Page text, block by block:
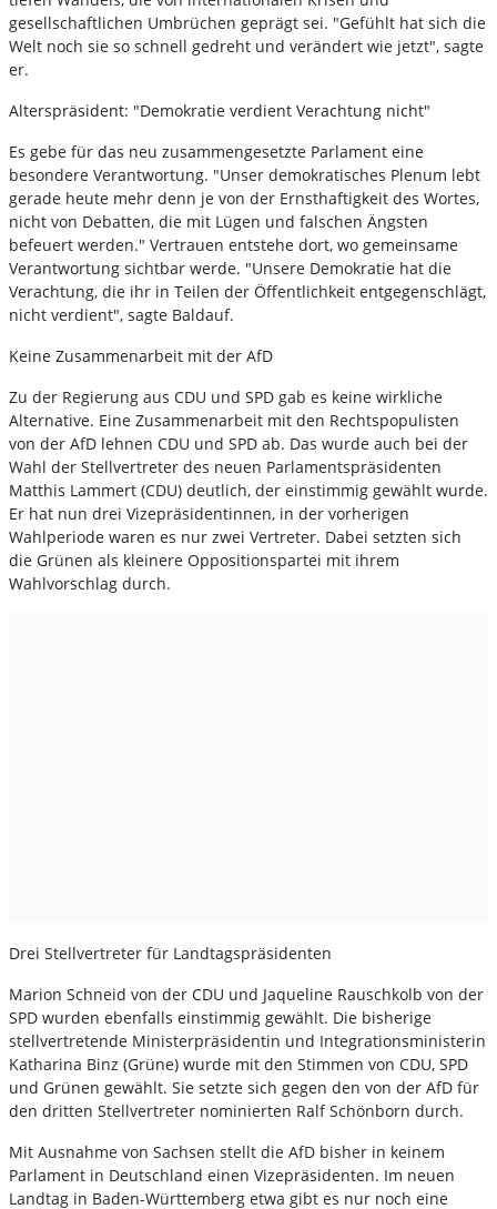
gesellschaftlichen Umbrüchen geprägt sei. "Gefühlt hat sich die
Welt noch sie so schnell gedreht und verändert wie jetzt", sagte
er.
Alterspräsident: "Demokratie verdient Verachtung nicht"
Es gebe für das neu zusammengesetzte Parlament eine
besondere Verantwortung. "Unser demokratisches Plenum lebt
gerade heute mehr denn je von der Ernsthaftigkeit des Wortes,
nicht von Debatten, die mit Lügen und falschen Ängsten
befeuert werden." Vertrauen entstehe dort, wo gemeinsame
Verantwortung sichtbar werde. "Unsere Demokratie hat die
Verachtung, die ihr in Teilen der Öffentlichkeit entgegenschlägt,
nicht verdient", sagte Baldauf.
Keine Zusammenarbeit mit der AfD
Zu der Regierung aus CDU und SPD gab es keine wirkliche
Alternative. Eine Zusammenarbeit mit den Rechtspopulisten
von der AfD lehnen CDU und SPD ab. Das wurde auch bei der
Wahl der Stellvertreter des neuen Parlamentspräsidenten
Matthis Lammert (CDU) deutlich, der einstimmig gewählt wurde.
Er hat nun drei Vizepräsidentinnen, in der vorherigen
Wahlperiode waren es nur zwei Vertreter. Dabei setzten sich
die Grünen als kleinere Oppositionspartei mit ihrem
Wahlvorschlag durch.
Drei Stellvertreter für Landtagspräsidenten
Marion Schneid von der CDU und Jaqueline Rauschkolb von der
SPD wurden ebenfalls einstimmig gewählt. Die bisherige
stellvertretende Ministerpräsidentin und Integrationsministerin
Katharina Binz (Grüne) wurde mit den Stimmen von CDU, SPD
und Grünen gewählt. Sie setzte sich gegen den von der AfD für
den dritten Stellvertreter nominierten Ralf Schönborn durch.
Mit Ausnahme von Sachsen stellt die AfD bisher in keinem
Parlament in Deutschland einen Vizepräsidenten. Im neuen
Landtag in Baden-Württemberg etwa gibt es nur noch eine